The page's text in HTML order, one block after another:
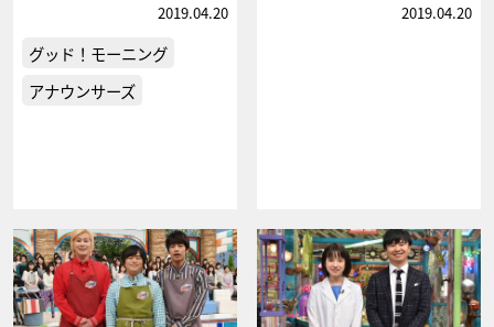
2019.04.20
グッド！モーニング
アナウンサーズ
2019.04.20